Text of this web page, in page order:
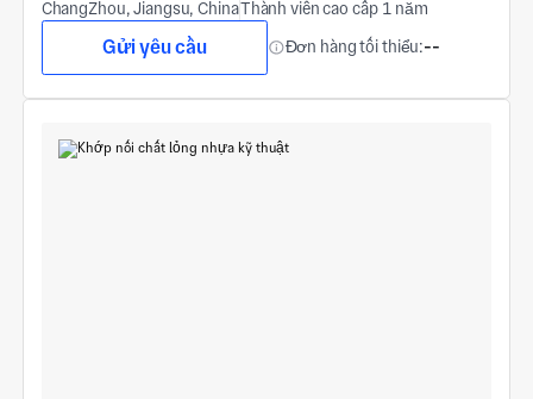
ChangZhou, Jiangsu, ChinaThành viên cao cấp 1 năm
Gửi yêu cầu Đơn hàng tối thiểu:--